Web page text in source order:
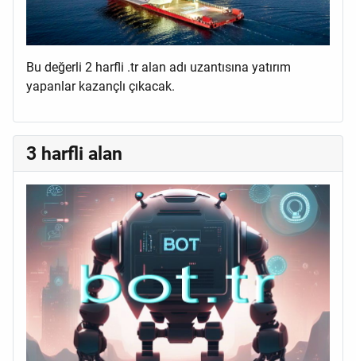
Bu değerli 2 harfli .tr alan adı uzantısına yatırım
yapanlar kazançlı çıkacak.
3 harfli alan